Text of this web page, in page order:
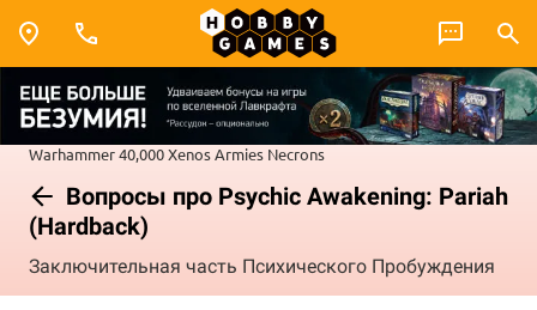
Warhammer 40,000Xenos Armies Necrons
Вопросы про Psychic Awakening: Pariah
(Hardback)
Заключительная часть Психического Пробуждения